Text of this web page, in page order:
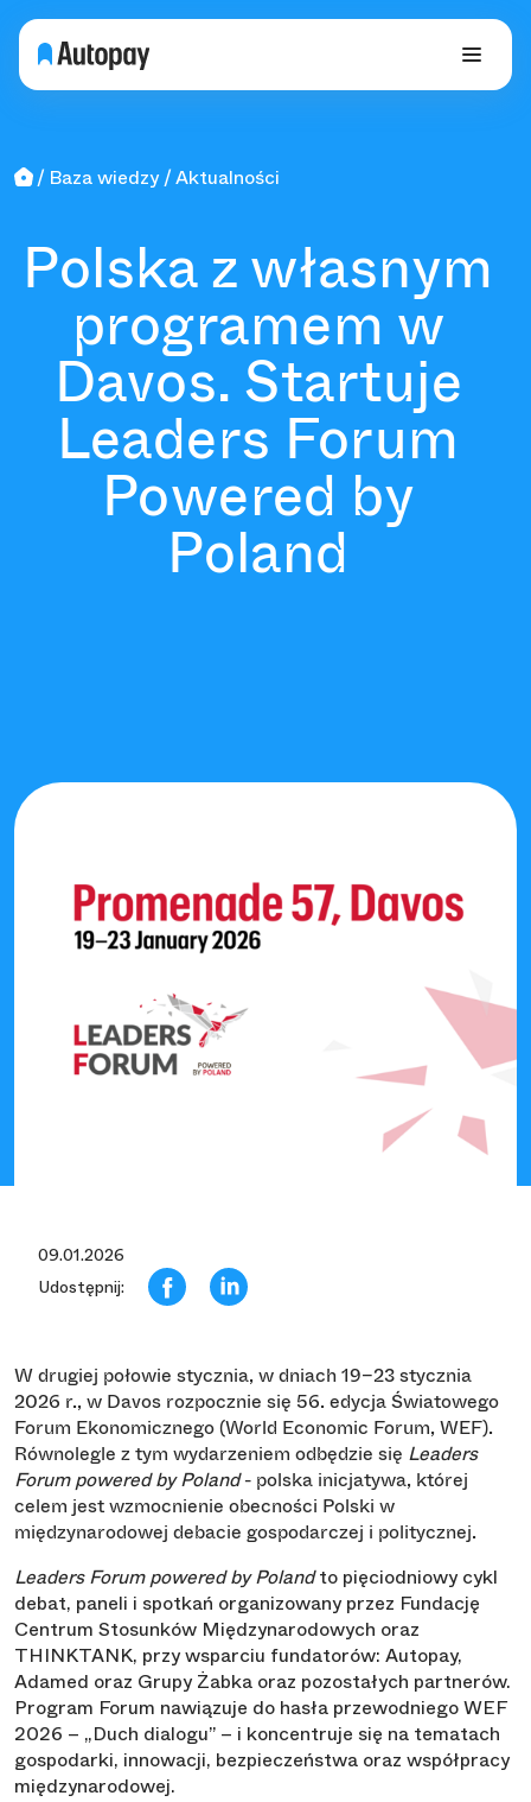
Baza wiedzy Aktualności
Polska z własnym
programem w
Davos. Startuje
Leaders Forum
Powered by
Poland
09.01.2026
Udostępnij:
W drugiej połowie stycznia, w dniach 19–23 stycznia
2026 r., w Davos rozpocznie się 56. edycja Światowego
Forum Ekonomicznego (World Economic Forum, WEF).
Równolegle z tym wydarzeniem odbędzie się Leaders
Forum powered by Poland- polska inicjatywa, której
celem jest wzmocnienie obecności Polski w
międzynarodowej debacie gospodarczej i politycznej.
Leaders Forum powered by Polandto pięciodniowy cykl
debat, paneli i spotkań organizowany przez Fundację
Centrum Stosunków Międzynarodowych oraz
THINKTANK, przy wsparciu fundatorów: Autopay,
Adamed oraz Grupy Żabka oraz pozostałych partnerów.
Program Forum nawiązuje do hasła przewodniego WEF
2026 – „Duch dialogu” – i koncentruje się na tematach
gospodarki, innowacji, bezpieczeństwa oraz współpracy
międzynarodowej.